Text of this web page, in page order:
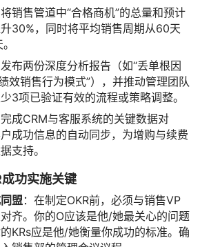
将销售管道中“合格商机”的总量和预计
30%，同时将平均销售周期从60天
发布两份深度分析报告（如“丢单根因
效销售行为模式”），并推动管理团队
3项已验证有效的流程或策略调整。
完成CRM与客服系统的关键数据对
成功信息的自动同步，为增购与续费
支持。
功实施关键
盟：在制定OKR前，必须与销售VP
齐。你的O应该是他/她最关心的问题
KRs应是他/她衡量你成功的标准。确